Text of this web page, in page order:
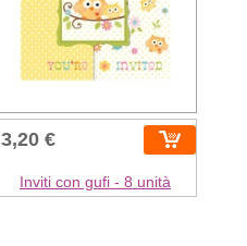
3,20 €
Inviti con gufi - 8 unità